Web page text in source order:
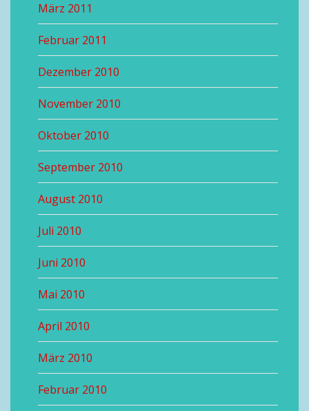
März 2011
Februar 2011
Dezember 2010
November 2010
Oktober 2010
September 2010
August 2010
Juli 2010
Juni 2010
Mai 2010
April 2010
März 2010
Februar 2010